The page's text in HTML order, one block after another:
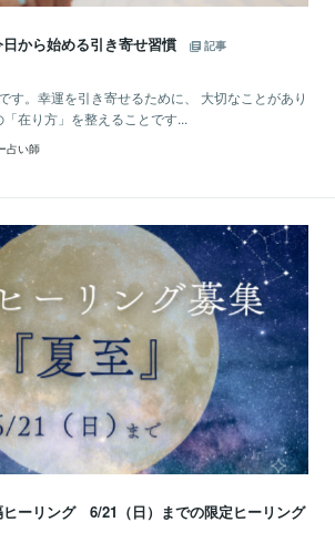
から始める引き寄せ習慣
記事
す。幸運を引き寄せるために、 大切なことがあり
在り方」を整えることです...
占い師
ヒーリング 6/21（日）までの限定ヒーリング